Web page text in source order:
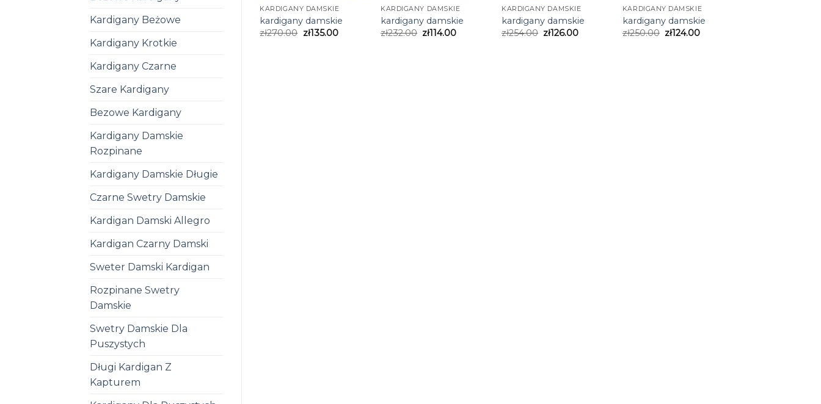
Kardigany Beżowe
Kardigany Krotkie
Kardigany Czarne
Szare Kardigany
Bezowe Kardigany
Kardigany Damskie
Rozpinane
Kardigany Damskie Długie
Czarne Swetry Damskie
Kardigan Damski Allegro
Kardigan Czarny Damski
Sweter Damski Kardigan
Rozpinane Swetry
Damskie
Swetry Damskie Dla
Puszystych
Długi Kardigan Z
Kapturem
KARDIGANY DAMSKIE
kardigany damskie
zł270.00 zł135.00
KARDIGANY DAMSKIE
kardigany damskie
zł232.00 zł114.00
KARDIGANY DAMSKIE
kardigany damskie
zł254.00 zł126.00
KARDIGANY DAMSKIE
kardigany damskie
zł250.00 zł124.00